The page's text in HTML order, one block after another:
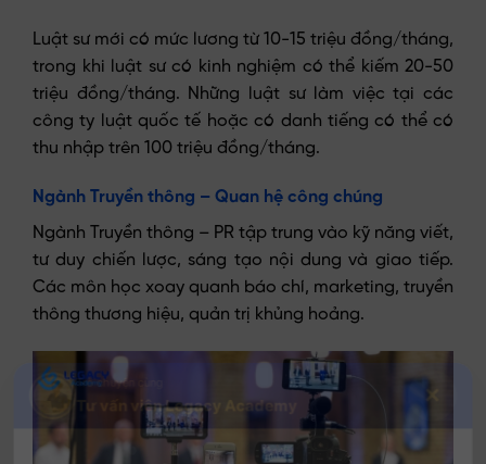
Luật sư mới có mức lương từ 10-15 triệu đồng/tháng,
trong khi luật sư có kinh nghiệm có thể kiếm 20-50
triệu đồng/tháng. Những luật sư làm việc tại các
công ty luật quốc tế hoặc có danh tiếng có thể có
thu nhập trên 100 triệu đồng/tháng.
Ngành Truyền thông – Quan hệ công chúng
Ngành Truyền thông – PR tập trung vào kỹ năng viết,
tư duy chiến lược, sáng tạo nội dung và giao tiếp.
Các môn học xoay quanh báo chí, marketing, truyền
thông thương hiệu, quản trị khủng hoảng.
Trò chuyện cùng